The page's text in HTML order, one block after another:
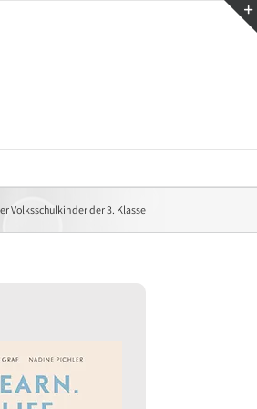
Volksschulkinder der 3. Klasse